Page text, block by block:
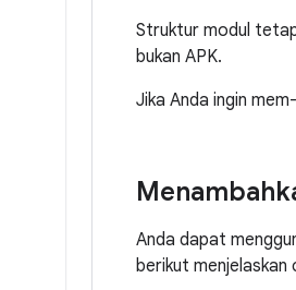
Struktur modul
bukan APK.
Jika Anda ingin
Anda dapat
berikut menjelaskan